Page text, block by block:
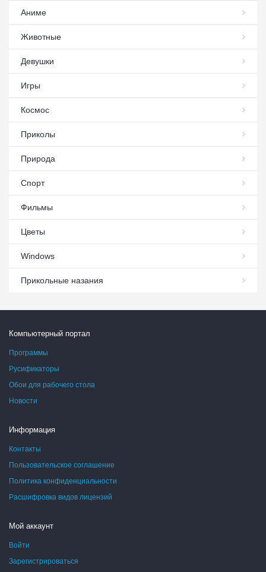
Аниме
Животные
Девушки
Игры
Космос
Приколы
Природа
Спорт
Фильмы
Цветы
Windows
Прикольные назания
Компьютерный портал
Программы
Русификаторы
Обои для рабочего стола
Новости
Информация
Контакты
Пользовательское соглашение
Политика конфиденциальности
Расшифровка видов лицензий
Мой аккаунт
Войти
Зарегистрироваться